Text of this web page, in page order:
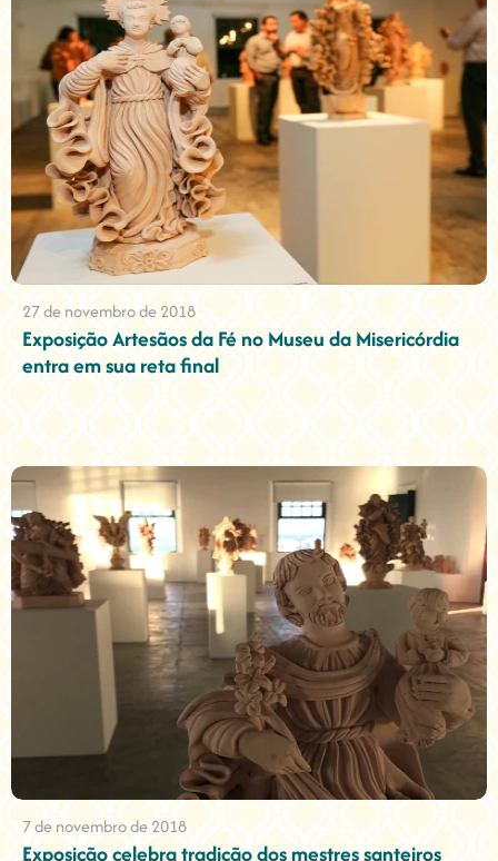
27 de novembro de 2018
Exposição Artesãos da Fé no Museu da Misericórdia
entra em sua reta final
7 de novembro de 2018
Exposição celebra tradição dos mestres santeiros